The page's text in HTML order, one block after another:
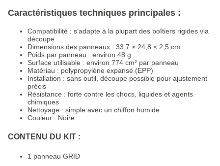
Caractéristiques techniques principales :
Compatibilité : s’adapte à la plupart des boîtiers rigides via
découpe
Dimensions des panneaux : 33,7 × 24,8 × 2,5 cm
Poids par panneau : environ 48 g
Surface utilisable : environ 774 cm² par panneau
Matériau : polypropylène expansé (EPP)
Installation : sans outil, découpe possible pour ajustement
précis
Résistance : forte contre les chocs, liquides et agents
chimiques
Nettoyage : simple avec un chiffon humide
Couleur : Noire
CONTENU DU KIT :
1 panneau GRID